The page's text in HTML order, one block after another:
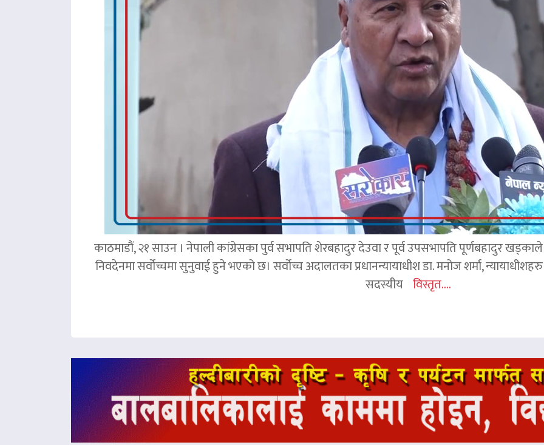
काठमाडौं, २१ साउन । नेपाली कांग्रेसका पुर्व सभापति शेरबहादुर देउवा र पूर्व उपसभापति पूर्णबहादुर
निवदेनमा सर्वोच्चमा सुनुवाई हुने भएको छ। सर्वोच्च अदालतका प्रधानन्यायाधीश डा. मनोज शर्मा,
सदस्यीय विस्तृत....